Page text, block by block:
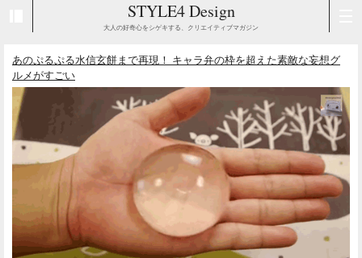
STYLE4 Design
大人の好奇心をシゲキする、クリエイティブマガジン
あのぷるぷる水信玄餅まで再現！ キャラ弁の枠を超えた素敵な妄想グ
ルメがすごい